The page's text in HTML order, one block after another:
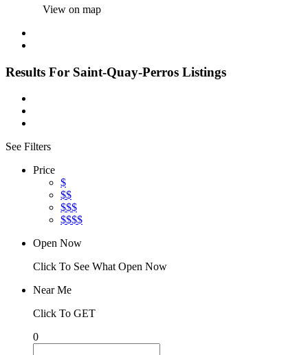
View on map
Results For Saint-Quay-Perros Listings
See Filters
Price
$
$$
$$$
$$$$
Open Now
Click To See What Open Now
Near Me
Click To GET
0